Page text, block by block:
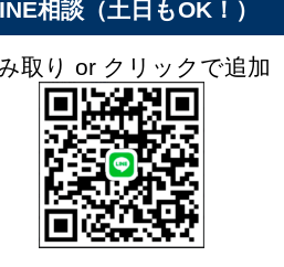
相談（土日もOK！）
取り or クリックで追加